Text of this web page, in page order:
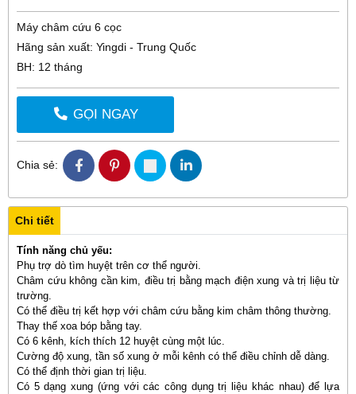
Máy châm cứu 6 cọc
Hãng sản xuất: Yingdi - Trung Quốc
BH: 12 tháng
GỌI NGAY
Chia sẻ:
Chi tiết
Tính năng chủ yếu:
Phụ trợ dò tìm huyệt trên cơ thể người.
Châm cứu không cần kim, điều trị bằng mạch điện xung và trị liệu từ
trường.
Có thể điều trị kết hợp với châm cứu bằng kim châm thông thường.
Thay thế xoa bóp bằng tay.
Có 6 kênh, kích thích 12 huyệt cùng một lúc.
Cường độ xung, tần số xung ở mỗi kênh có thể điều chỉnh dễ dàng.
Có thể định thời gian trị liệu.
Có 5 dạng xung (ứng với các công dụng trị liệu khác nhau) để lựa